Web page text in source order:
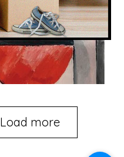
Load more